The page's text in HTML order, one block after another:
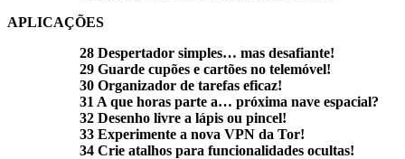
APLICAÇÕES
28 Despertador simples… mas desafiante!
29 Guarde cupões e cartões no telemóvel!
30 Organizador de tarefas eficaz!
31 A que horas parte a… próxima nave espacial?
32 Desenho livre a lápis ou pincel!
33 Experimente a nova VPN da Tor!
34 Crie atalhos para funcionalidades ocultas!